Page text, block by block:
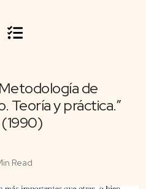
de
Teoría y práctica.”
Read